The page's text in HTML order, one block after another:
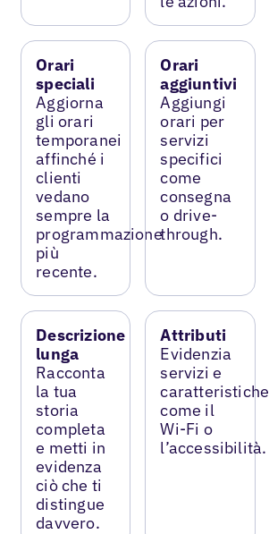
Orari
speciali
Aggiorna
gli orari
temporanei
affinché i
clienti
vedano
sempre la
programmazione
più
recente.
Orari
aggiuntivi
Aggiungi
orari per
servizi
specifici
come
consegna
o drive-
through.
Descrizione
lunga
Racconta
la tua
storia
completa
e metti in
evidenza
ciò che ti
distingue
davvero.
Attributi
Evidenzia
servizi e
caratteristiche
come il
Wi-Fi o
l’accessibilità.